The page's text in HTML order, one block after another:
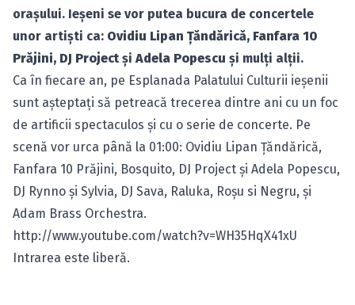
oraşului. Ieşeni se vor putea bucura de concertele
unor artişti ca: Ovidiu Lipan Ţăndărică, Fanfara 10
Prăjini, DJ Projectşi Adela Popescu şi mulţi alţii.
Ca în fiecare an, pe Esplanada Palatului Culturii ieşenii
sunt aşteptaţi să petreacă trecerea dintre ani cu un foc
de artificii spectaculos şi cu o serie de concerte. Pe
scenă vor urca până la 01:00: Ovidiu Lipan Ţăndărică,
Fanfara 10 Prăjini, Bosquito, DJ Project şi Adela Popescu,
DJ Rynno şi Sylvia, DJ Sava, Raluka, Roşu si Negru, şi
Adam Brass Orchestra.
http://www.youtube.com/watch?v=WH35HqX41xU
Intrarea este liberă.